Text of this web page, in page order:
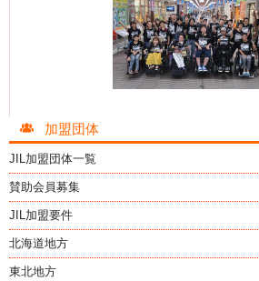
加盟団体
JIL加盟団体一覧
賛助会員募集
JIL加盟要件
北海道地方
東北地方